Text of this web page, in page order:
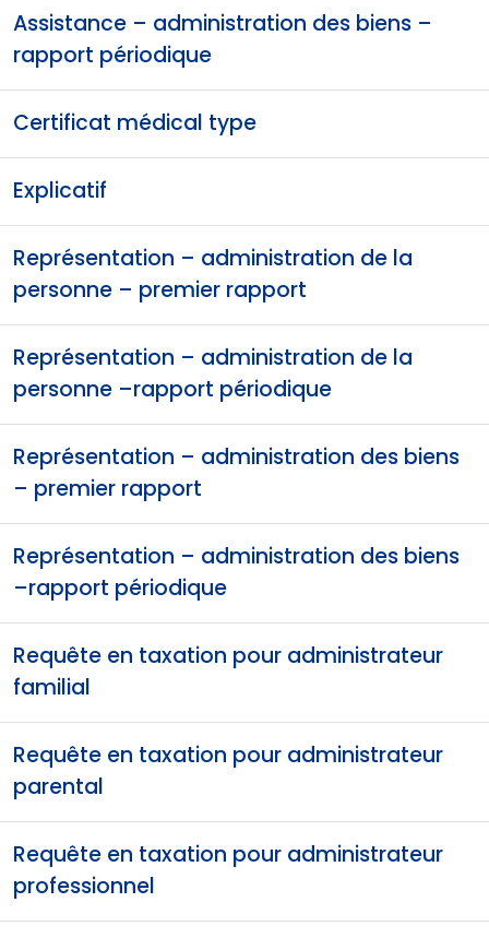
Assistance – administration des biens –
rapport périodique
Certificat médical type
Explicatif
Représentation – administration de la
personne – premier rapport
Représentation – administration de la
personne –rapport périodique
Représentation – administration des biens
– premier rapport
Représentation – administration des biens
–rapport périodique
Requête en taxation pour administrateur
familial
Requête en taxation pour administrateur
parental
Requête en taxation pour administrateur
professionnel